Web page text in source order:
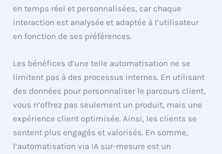
en temps réel et personnalisées, car chaque
interaction est analysée et adaptée à l’utilisateur
en fonction de ses préférences.
Les bénéfices d’une telle automatisation ne se
limitent pas à des processus internes. En utilisant
des données pour personnaliser le parcours client,
vous n’offrez pas seulement un produit, mais une
expérience client optimisée. Ainsi, les clients se
sentent plus engagés et valorisés. En somme,
l’automatisation via IA sur-mesure est un